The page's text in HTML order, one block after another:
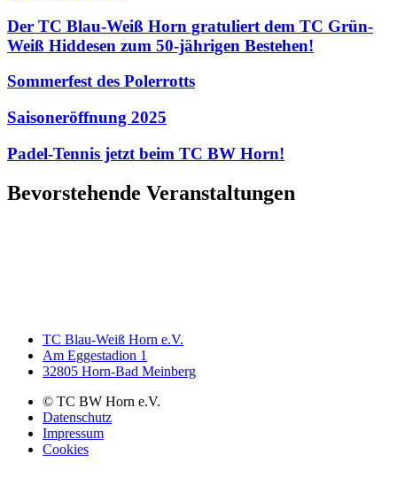
Der TC Blau-Weiß Horn gratuliert dem TC Grün-
Weiß Hiddesen zum 50-jährigen Bestehen!
Sommerfest des Polerrotts
Saisoneröffnung 2025
Padel-Tennis jetzt beim TC BW Horn!
Bevorstehende Veranstaltungen
TC Blau-Weiß Horn e.V.
Am Eggestadion 1
32805 Horn-Bad Meinberg
© TC BW Horn e.V.
Datenschutz
Impressum
Cookies